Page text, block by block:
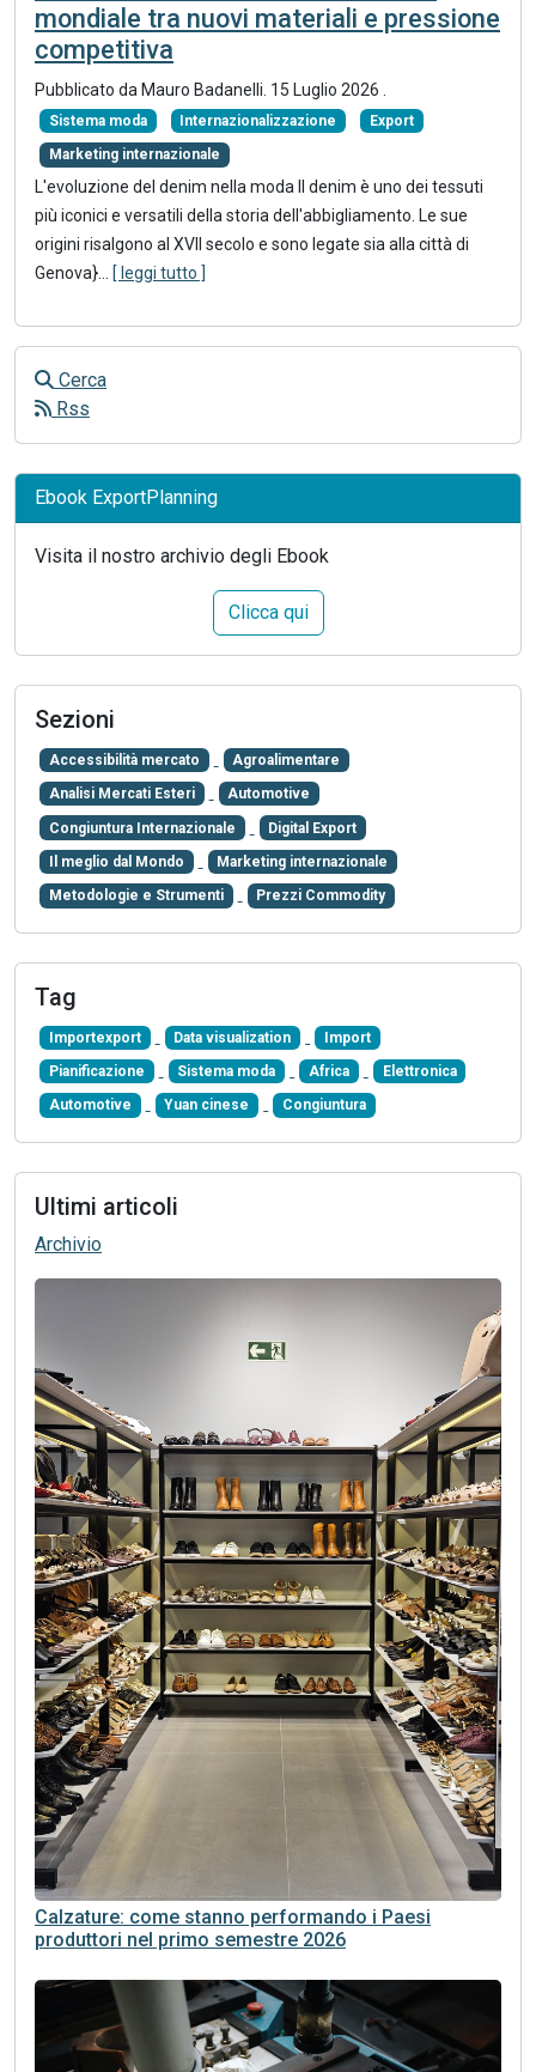
mondiale tra nuovi materiali e pressione
competitiva
Pubblicato da Mauro Badanelli 15 Luglio 2026
Sistema moda Internazionalizzazione Export
Marketing internazionale
L'evoluzione del denim nella moda Il denim è uno dei tessuti
più iconici e versatili della storia dell'abbigliamento. Le sue
origini risalgono al XVII secolo e sono legate sia alla città di
Genova}
[ leggi tutto ]
Cerca
Rss
Ebook ExportPlanning
Visita il nostro archivio degli Ebook
Clicca qui
Sezioni
Accessibilità mercato Agroalimentare
Analisi Mercati Esteri Automotive
Congiuntura Internazionale Digital Export
Il meglio dal Mondo Marketing internazionale
Metodologie e Strumenti Prezzi Commodity
Tag
Importexport Data visualization Import
Pianificazione Sistema moda Africa Elettronica
Automotive Yuan cinese Congiuntura
Ultimi articoli
Archivio
Calzature: come stanno performando i Paesi
produttori nel primo semestre 2026